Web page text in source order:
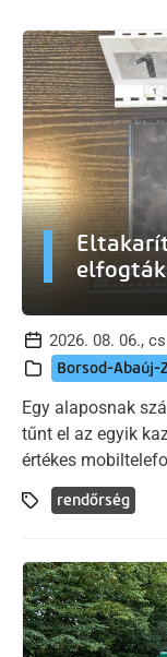
2026. 08. 06.,
Borsod-Abaúj-
Egy alaposnak
tűnt el az egyik
értékes
rendőrség